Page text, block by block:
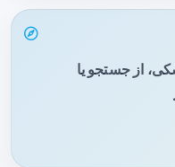
از جستجو یا